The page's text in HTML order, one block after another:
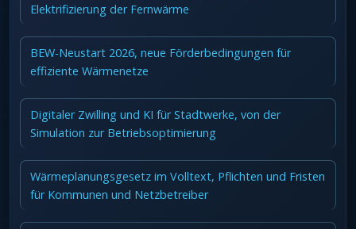
Elektrifizierung der Fernwärme
BEW-Neustart 2026, neue Förderbedingungen für
effiziente Wärmenetze
Digitaler Zwilling und KI für Stadtwerke, von der
Simulation zur Betriebsoptimierung
Wärmeplanungsgesetz im Volltext, Pflichten und Fristen
für Kommunen und Netzbetreiber